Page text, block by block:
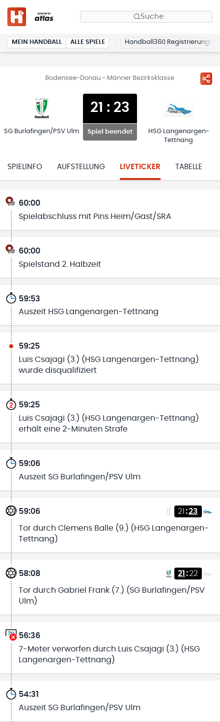
Suche
MEIN HANDBALL ALLE SPIELE Handball360 Registrierung
Bodensee-Donau - Männer Bezirksklasse
SG Burlafingen/PSV Ulm
21 : 23
Spiel beendet
HSG Langenargen-
Tettnang
SPIELINFO AUFSTELLUNG LIVETICKER TABELLE
60:00
Spielabschluss mit Pins Heim/Gast/SRA
60:00
Spielstand 2. Halbzeit
59:53
Auszeit HSG Langenargen-Tettnang
59:25
Luis Csajagi (3.) (HSG Langenargen-Tettnang)
wurde disqualifiziert
59:25
Luis Csajagi (3.) (HSG Langenargen-Tettnang)
erhält eine 2-Minuten Strafe
59:06
Auszeit SG Burlafingen/PSV Ulm
59:06 21 :23
Tor durch Clemens Balle (9.) (HSG Langenargen-
Tettnang)
58:08 21 :22
Tor durch Gabriel Frank (7.) (SG Burlafingen/PSV
Ulm)
56:36
7-Meter verworfen durch Luis Csajagi (3.) (HSG
Langenargen-Tettnang)
54:31
Auszeit SG Burlafingen/PSV Ulm